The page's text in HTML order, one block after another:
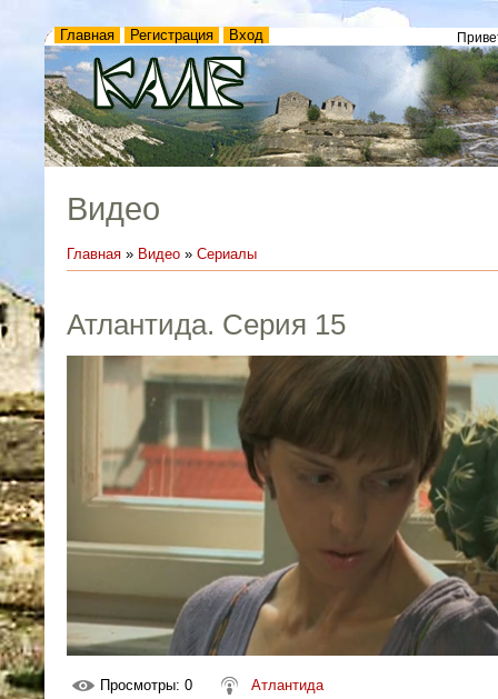
Главная Регистрация Вход
Видео
Главная » Видео » Сериалы
Атлантида. Серия 15
Просмотры: 0 Атлантида